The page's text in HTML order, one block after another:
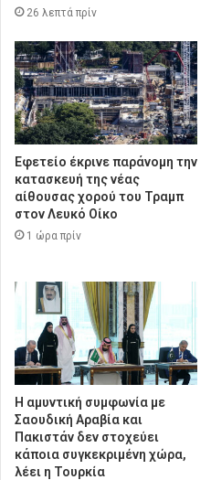
26 λεπτά πρίν
Εφετείο έκρινε παράνομη την
κατασκευή της νέας
αίθουσας χορού του Τραμπ
στον Λευκό Οίκο
1 ώρα πρίν
Η αμυντική συμφωνία με
Σαουδική Αραβία και
Πακιστάν δεν στοχεύει
κάποια συγκεκριμένη χώρα,
λέει η Τουρκία